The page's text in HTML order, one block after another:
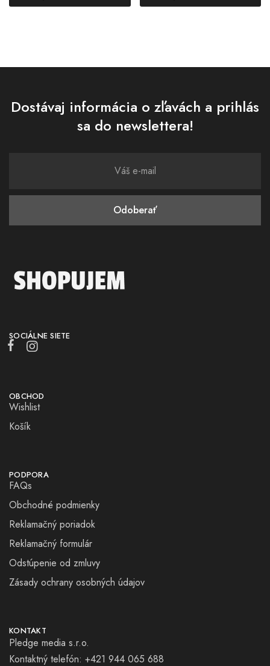
Dostávaj informácia o zľavách a prihlás
sa do newslettera!
SOCIÁLNE SIETE
OBCHOD
Wishlist
Košík
PODPORA
FAQs
Obchodné podmienky
Reklamačný poriadok
Reklamačný formulár
Odstúpenie od zmluvy
Zásady ochrany osobných údajov
KONTAKT
Pledge media s.r.o.
Kontaktný telefón: +421 944 065 688